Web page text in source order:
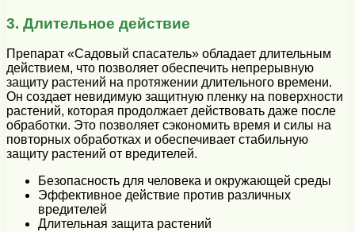
3. Длительное действие
Препарат «Садовый спасатель» обладает длительным
действием, что позволяет обеспечить непрерывную
защиту растений на протяжении длительного времени.
Он создает невидимую защитную пленку на поверхности
растений, которая продолжает действовать даже после
обработки. Это позволяет сэкономить время и силы на
повторных обработках и обеспечивает стабильную
защиту растений от вредителей.
Безопасность для человека и окружающей среды
Эффективное действие против различных
вредителей
Длительная защита растений